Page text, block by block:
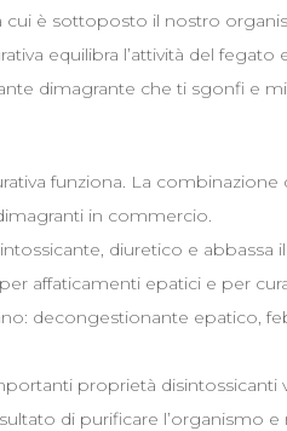
cui è sottoposto il nostro
equilibra l’attività del
dimagrante che ti sgonfi e
funziona. La
in commercio.
diuretico e abbassa
affaticamenti epatici e per
decongestionante epatico,
proprietà
di purificare l’organismo e